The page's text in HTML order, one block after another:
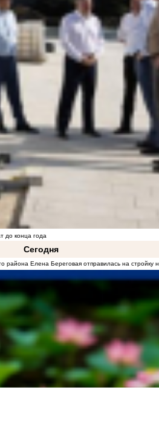
до конца года
Сегодня
района Елена Береговая отправилась на стройку